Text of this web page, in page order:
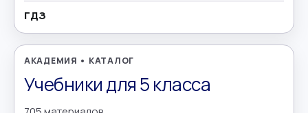
Геометрия
Греческий язык
Дополнительно
ГДЗ
АКАДЕМИЯ • КАТАЛОГ
Учебники для 5 класса